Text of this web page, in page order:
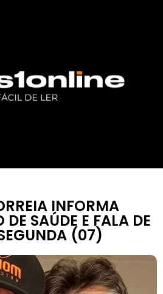
INFORMA
DE SAÚDE E FALA DE
(07)